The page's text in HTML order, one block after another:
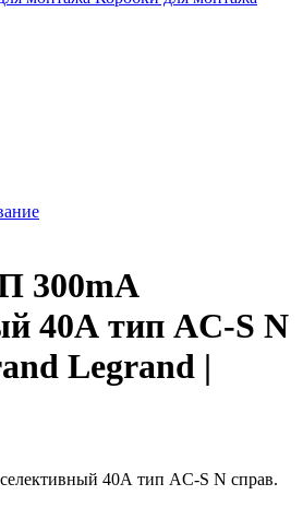
300mA
40А тип AC-S N
Legrand |